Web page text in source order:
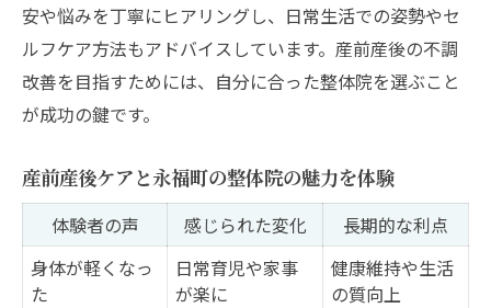
安や悩みを丁寧にヒアリングし、日常生活での姿勢やセ
ルフケア方法もアドバイスしています。産前産後の不調
改善を目指すためには、自分に合った整体院を選ぶこと
が成功の鍵です。
産前産後ケアと永福町の整体院の魅力を体験
体験者の声 感じられた変化
長期的な利点
身体が軽くなっ
た
日常育児や家事
が楽に
健康維持や生活
の質向上